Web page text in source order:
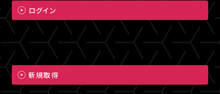
ログイン
新規取得